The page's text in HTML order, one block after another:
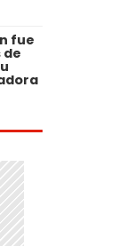
fue
de